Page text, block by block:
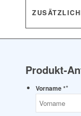
Produkt-
Vorname **